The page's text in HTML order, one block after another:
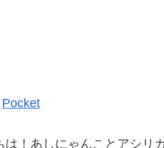
Pocket
！あしにゃんことアシリカ